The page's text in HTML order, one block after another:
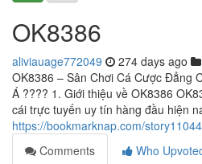
OK8386
aliviauage772049 274 days ago
OK8386 – Sân Chơi Cá Cược Đẳng
Á ???? 1. Giới thiệu về OK8386
cái trực tuyến uy tín hàng đầu hiện
https://bookmarknap.com/
Comments
Who